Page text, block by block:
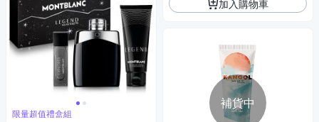
限量超值禮盒組
加入購物車
補貨中